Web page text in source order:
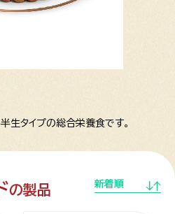
生タイプの総合栄養食です。
の製品 新着順